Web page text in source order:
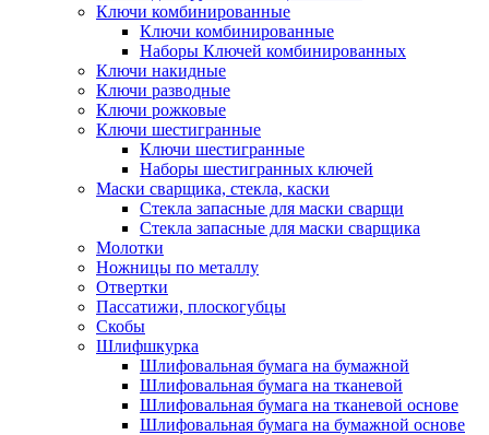
Ключи комбинированные
Ключи комбинированные
Наборы Ключей комбинированных
Ключи накидные
Ключи разводные
Ключи рожковые
Ключи шестигранные
Ключи шестигранные
Наборы шестигранных ключей
Маски сварщика, стекла, каски
Стекла запасные для маски сварщи
Стекла запасные для маски сварщика
Молотки
Ножницы по металлу
Отвертки
Пассатижи, плоскогубцы
Скобы
Шлифшкурка
Шлифовальная бумага на бумажной
Шлифовальная бумага на тканевой
Шлифовальная бумага на тканевой основе
Шлифовальная бумага на бумажной основе